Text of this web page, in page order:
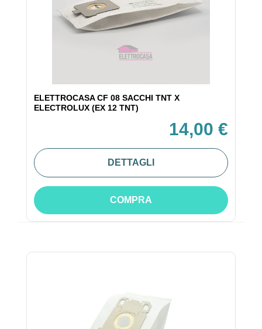
ELETTROCASA CF 08 SACCHI TNT X
ELECTROLUX (EX 12 TNT)
14,00 €
DETTAGLI
COMPRA